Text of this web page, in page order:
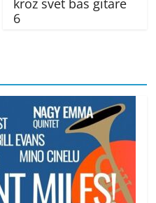
kroz svet bas gitare
6